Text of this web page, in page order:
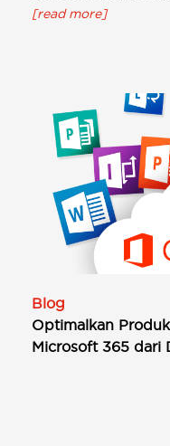
[read more]
Blog
Optimalkan
Microsoft 365 dari